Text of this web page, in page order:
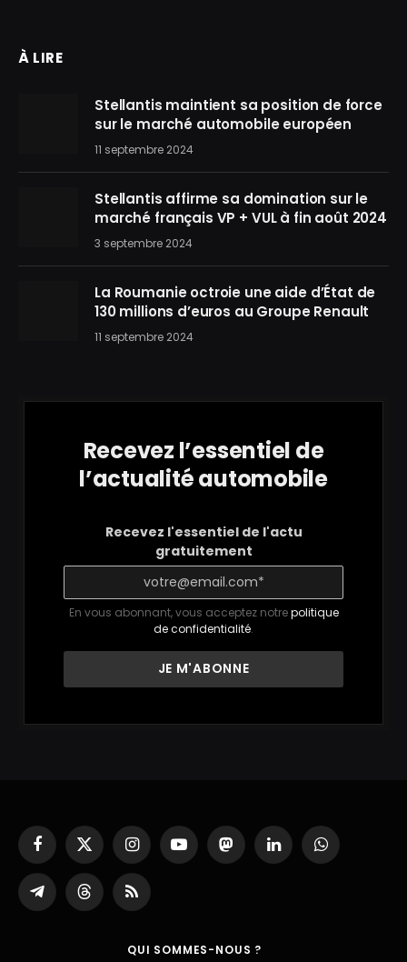
À LIRE
Stellantis maintient sa position de force
sur le marché automobile européen
11 septembre 2024
Stellantis affirme sa domination sur le
marché français VP + VUL à fin août 2024
3 septembre 2024
La Roumanie octroie une aide d’État de
130 millions d’euros au Groupe Renault
11 septembre 2024
Recevez l’essentiel de
l’actualité automobile
Recevez l'essentiel de l'actu
gratuitement
En vous abonnant, vous acceptez notrepolitique
de confidentialité.
Facebook
X
(Twitter)
InstagramYouTubeMastodonLinkedInWhatsApp
Partager
sur
ThreadsRSS
QUI SOMMES-NOUS ?